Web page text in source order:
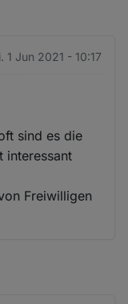
1 Jun 2021 - 10:17
sind es die
interessant
Freiwilligen